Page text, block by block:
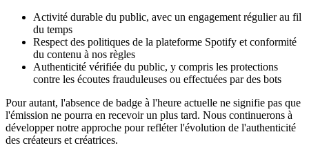
Activité durable du public, avec un engagement régulier au fil
du temps
Respect des politiques de la plateforme Spotify et conformité
du contenu à nos règles
Authenticité vérifiée du public, y compris les protections
contre les écoutes frauduleuses ou effectuées par des bots
Pour autant, l'absence de badge à l'heure actuelle ne signifie pas que
l'émission ne pourra en recevoir un plus tard. Nous continuerons à
développer notre approche pour refléter l'évolution de l'authenticité
des créateurs et créatrices.